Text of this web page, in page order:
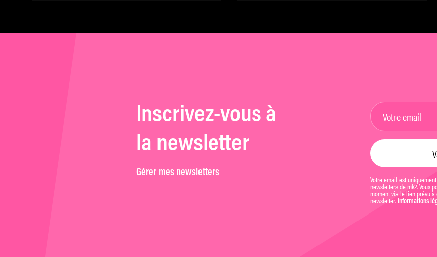
Inscrivez-vous à
la newsletter
Gérer mes newsletters
Votre email est
newsletters de mk2. Vous
moment via le lien prévu
newsletter. Informations